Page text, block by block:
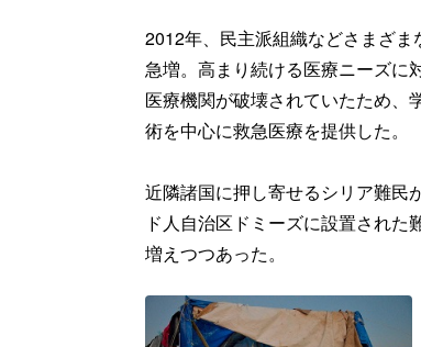
2012年、民主派組織などさまざ
急増。高まり続ける医療ニーズに
医療機関が破壊されていたため、
術を中心に救急医療を提供した。
近隣諸国に押し寄せるシリア難民
ド人自治区ドミーズに設置され
増えつつあった。